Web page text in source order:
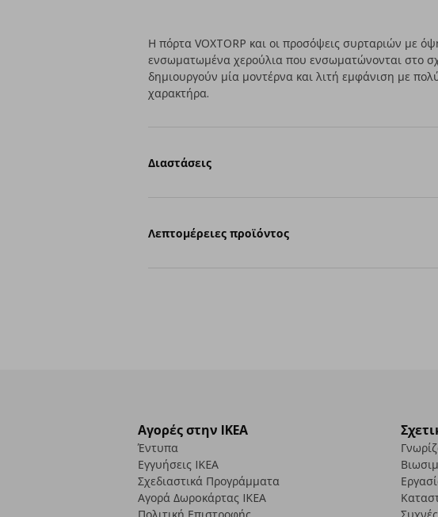
Η πόρτα VOXTORP και οι προσόψεις συρταριών με
ενσωματωμένα χερούλια που ενσωματώνονται στο
δημιουργούν μία μοντέρνα και λιτή εμφάνιση με
χαρακτήρα.
Διαστάσεις
Λεπτομέρειες προϊόντος
Αγορές στην IKEA
Έντυπα
Εγγυήσεις IKEA
Σχεδιαστικά Προγράμματα
Αγορά Δωρoκάρτας IKEA